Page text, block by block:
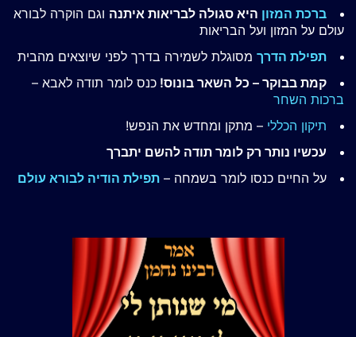
ברכת המזון היא סגולה לבריאות איתנה וגם הוקרה לבורא
עולם על המזון ועל הבריאות
תפילת הדרך מסוגלת לשמירה בדרך לפני שיוצאים מהבית
קמת בבוקר – כל השאר בונוס! כנס לומר תודה לאבא –
ברכות השחר
תיקון הכללי – מתקן ומחדש את הנפש!
עכשיו נותר רק לומר תודה להשם יתברך
על החיים כנסו לומר בשמחה – תפילת הודיה לבורא עולם